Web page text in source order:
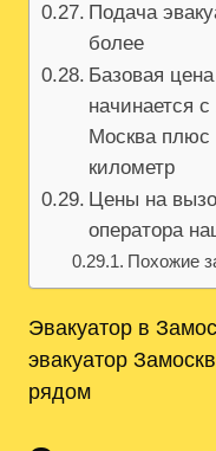
Подача
более
Базовая
начинается
Москва плюс
километр
Цены на
оператора
Похожие
Эвакуатор в
эвакуатор
рядом